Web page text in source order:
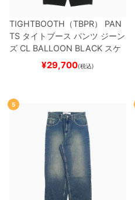
TIGHTBOOTH（TBPR） PAN
TS タイトブース パンツ ジーン
ズ CL BALLOON BLACK スケ
ートボード スケボー
¥29,700(税込)
5